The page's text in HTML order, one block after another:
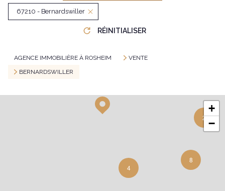
67210 - Bernardswiller
RÉINITIALISER
AGENCE IMMOBILIÈRE À ROSHEIM
VENTE
BERNARDSWILLER
2
4
8
+
−